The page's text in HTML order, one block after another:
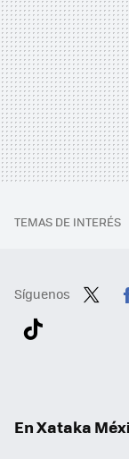
TEMAS DE INTERÉS
Síguenos
En Xataka